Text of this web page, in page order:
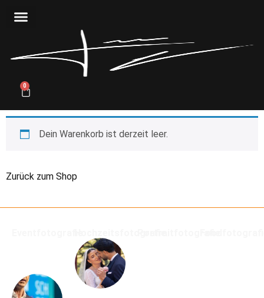
0
Dein Warenkorb ist derzeit leer.
Zurück zum Shop